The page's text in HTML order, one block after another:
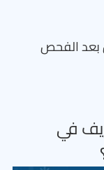
بعد الفحص
في